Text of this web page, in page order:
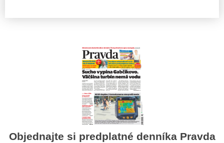
Objednajte si predplatné denníka Pravda